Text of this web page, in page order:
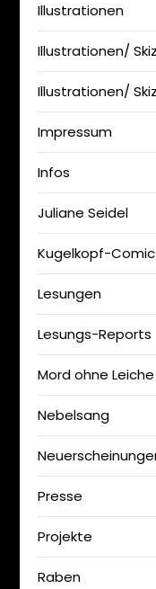
Illustrationen
Illustrationen/
Illustrationen/
Impressum
Infos
Juliane Seidel
Kugelkopf-
Lesungen
Lesungs-Reports
Mord ohne Leiche
Nebelsang
Presse
Projekte
Raben